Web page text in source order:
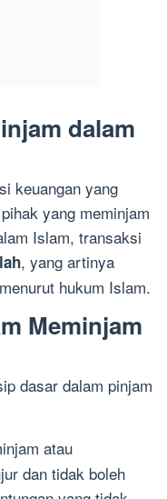
dalam
keuangan yang
yang meminjam
Islam, transaksi
, yang artinya
hukum Islam.
Meminjam
dasar dalam pinjam
atau
dan tidak boleh